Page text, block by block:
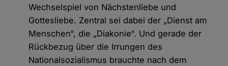
Wechselspiel von Nächstenliebe und
Gottesliebe. Zentral sei dabei der „Dienst am
Menschen“, die „Diakonie“. Und gerade der
Rückbezug über die Irrungen des
Nationalsozialismus brauchte nach dem